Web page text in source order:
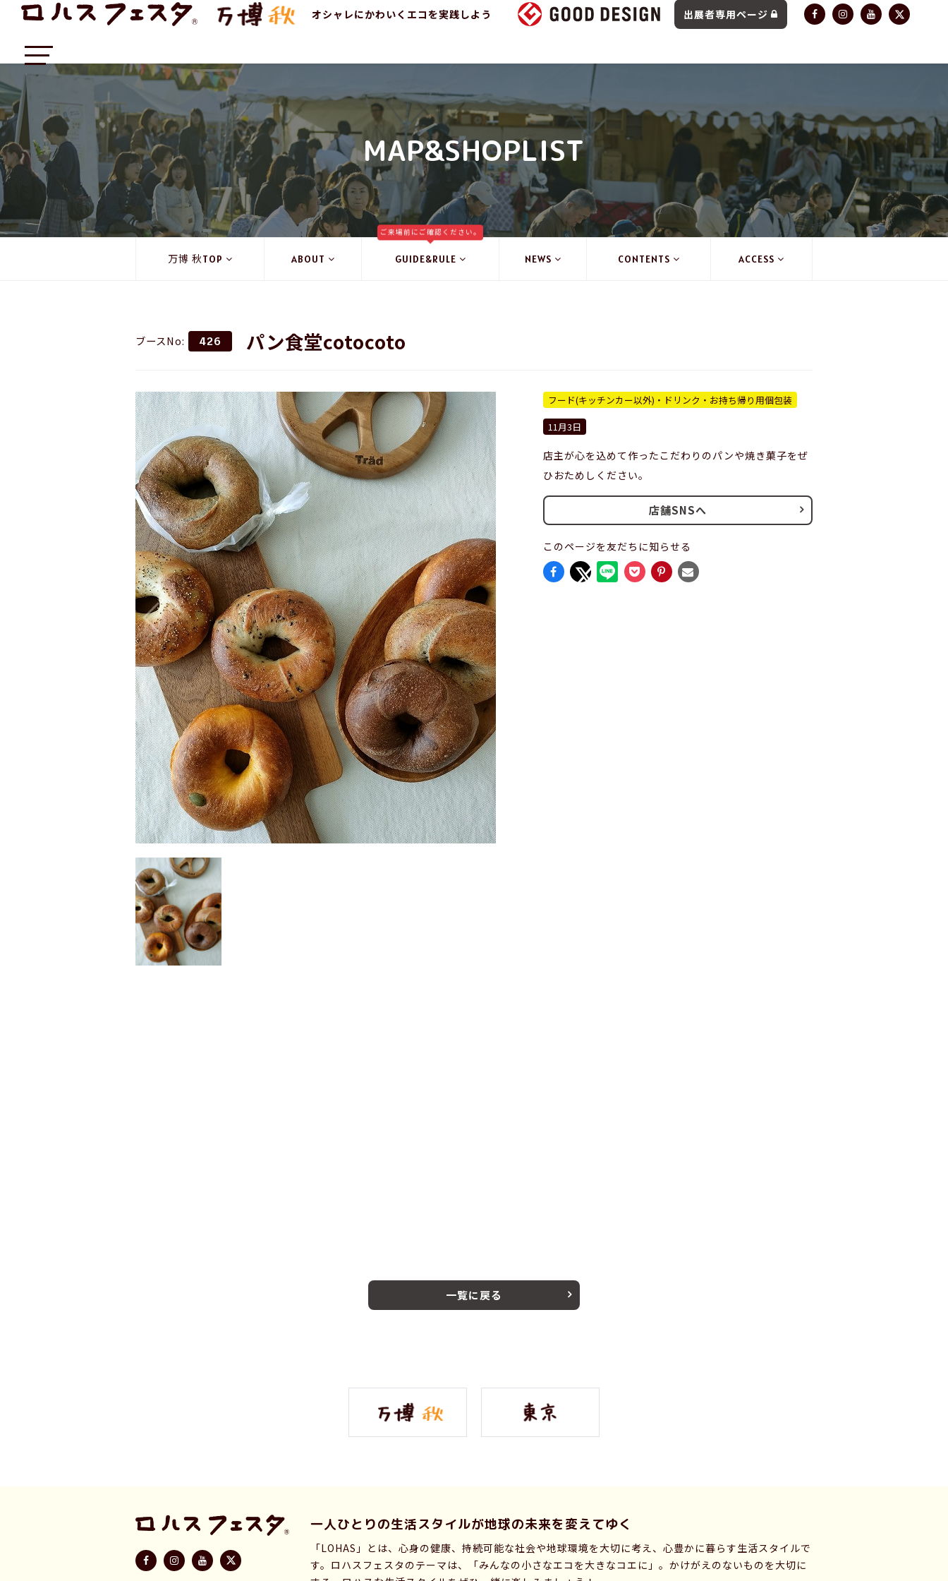
オシャレにかわいくエコを実践しよう 出展者専用ページ
MAP&SHOPLIST
万博 秋TOP ABOUT GUIDE&RULE
ご来場前にご確認ください。
NEWS CONTENTS ACCESS
ブースNo: 426 パン食堂cotocoto
フード(キッチンカー以外)・ドリンク・お持ち帰り用個包装
11月3日
店主が心を込めて作ったこだわりのパンや焼き菓子をぜ
ひおためしください。
店舗SNSへ
このページを友だちに知らせる
一覧に戻る
一人ひとりの生活スタイルが地球の未来を変えてゆく
「LOHAS」とは、心身の健康、持続可能な社会や地球環境を大切に考え、心豊かに暮らす生活スタイルで
す。ロハスフェスタのテーマは、「みんなの小さなエコを大きなコエに」。かけがえのないものを大切に